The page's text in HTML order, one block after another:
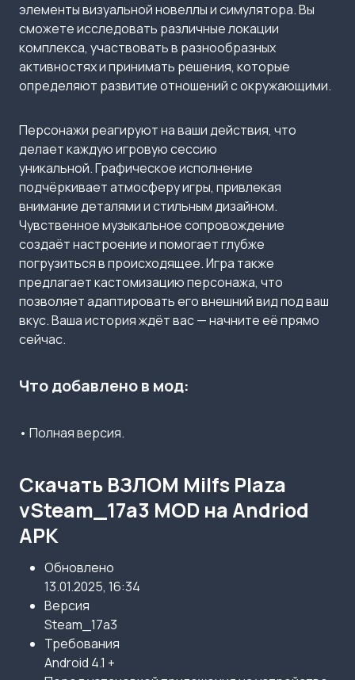
элементы визуальной новеллы и симулятора. Вы
сможете исследовать различные локации
комплекса, участвовать в разнообразных
активностях и принимать решения, которые
определяют развитие отношений с окружающими.
Персонажи реагируют на ваши действия, что
делает каждую игровую сессию
уникальной. Графическое исполнение
подчёркивает атмосферу игры, привлекая
внимание деталями и стильным дизайном.
Чувственное музыкальное сопровождение
создаёт настроение и помогает глубже
погрузиться в происходящее. Игра также
предлагает кастомизацию персонажа, что
позволяет адаптировать его внешний вид под ваш
вкус. Ваша история ждёт вас — начните её прямо
сейчас.
Что добавлено в мод:
• Полная версия.
Скачать ВЗЛОМ Milfs Plaza
vSteam_17a3 MOD на Andriod
APK
Обновлено
13.01.2025, 16:34
Версия
Steam_17a3
Требования
Android 4.1 +